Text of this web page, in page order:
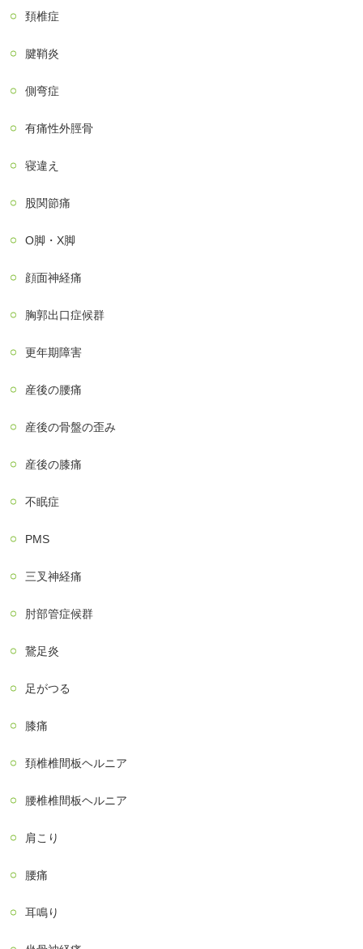
頚椎症
腱鞘炎
側弯症
有痛性外脛骨
寝違え
股関節痛
О脚・X脚
顔面神経痛
胸郭出口症候群
更年期障害
産後の腰痛
産後の骨盤の歪み
産後の膝痛
不眠症
PMS
三叉神経痛
肘部管症候群
鵞足炎
足がつる
膝痛
頚椎椎間板ヘルニア
腰椎椎間板ヘルニア
肩こり
腰痛
耳鳴り